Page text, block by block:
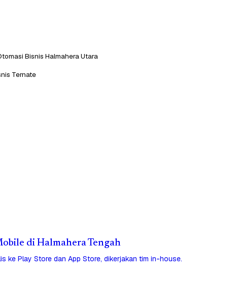
Bisnis Halmahera Utara
Ternate
di Halmahera Tengah
ke Play Store dan App Store, dikerjakan tim in-house.